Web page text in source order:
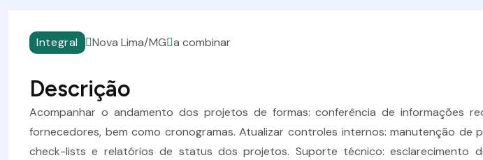
Integral Nova Lima/MG a combinar
Descrição
Acompanhar o andamento dos projetos de formas: conferência de informações
fornecedores, bem como cronogramas. Atualizar controles internos: manutenção de
check-lists e relatórios de status dos projetos. Suporte técnico: esclarecimento